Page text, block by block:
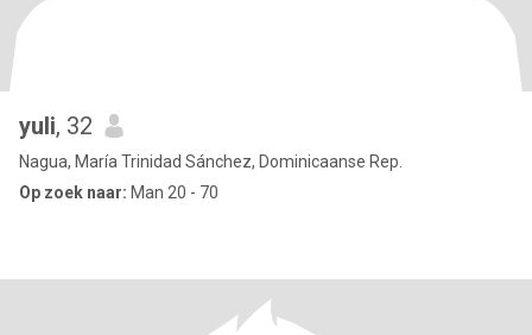
yuli, 32
Nagua, María Trinidad Sánchez, Dominicaanse Rep.
Op zoek naar: Man 20 - 70